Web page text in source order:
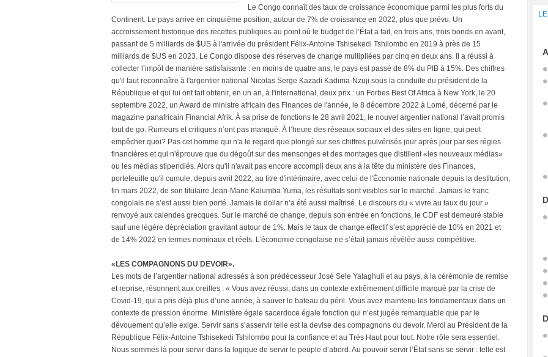
Le Congo connaît des taux de croissance économique parmi les plus forts du
Continent. Le pays arrive en cinquième position, autour de 7% de croissance en 2022, plus que prévu. Un
accroissement historique des recettes publiques au point où le budget de l’État a fait, en trois ans, trois bonds en avant,
passant de 5 milliards de $US à l'arrivée du président Félix-Antoine Tshisekedi Tshilombo en 2019 à près de 15
milliards de $US en 2023. Le Congo dispose des réserves de change multipliées par cinq en deux ans. Il a réussi à
collecter l’impôt de manière satisfaisante : en moins de quatre ans, le pays est passé de 8% du PIB à 15%. Des chiffres
qu'il faut reconnaître à l'argentier national Nicolas Serge Kazadi Kadima-Nzuji sous la conduite du président de la
République et qui lui ont fait obtenir, en un an, à l'international, deux prix : un Forbes Best Of Africa à New York, le 20
septembre 2022, un Award de ministre africain des Finances de l'année, le 8 décembre 2022 à Lomé, décerné par le
magazine panafricain Financial Afrik. À sa prise de fonctions le 28 avril 2021, le nouvel argentier national l’avait promis
tout de go. Rumeurs et critiques n’ont pas manqué. À l’heure des réseaux sociaux et des sites en ligne, qui peut
empêcher quoi? Pas cet homme qui n'a le regard que plongé sur ses chiffres pulvérisés jour après jour par ses régies
financières et qui n'éprouve que du dégoût sur des mensonges et des montages que distillent «les nouveaux médias»
ou les médias stipendiés. Alors qu'il n'avait pas encore accompli deux ans à la tête du ministère des Finances,
portefeuille qu'il cumule, depuis avril 2022, au titre d'intérimaire, avec celui de l'Économie nationale depuis la destitution,
fin mars 2022, de son titulaire Jean-Marie Kalumba Yuma, les résultats sont visibles sur le marché. Jamais le franc
congolais ne s’est aussi bien porté. Jamais le dollar n’a été aussi maîtrisé. Le discours du « vivre au taux du jour »
renvoyé aux calendes grecques. Sur le marché de change, depuis son entrée en fonctions, le CDF est demeuré stable
sauf une légère dépréciation gravitant autour de 1%. Mais le taux de change effectif s’est apprécié de 10% en 2021 et
de 14% 2022 en termes nominaux et réels. L’économie congolaise ne s’était jamais révélée aussi compétitive.
«LES COMPAGNONS DU DEVOIR».
Les mots de l’argentier national adressés à son prédécesseur José Sele Yalaghuli et au pays, à la cérémonie de remise
et reprise, résonnent aux oreilles : « Vous avez réussi, dans un contexte extrêmement difficile marqué par la crise de
Covid-19, qui a pris déjà plus d’une année, à sauver le bateau du péril. Vous avez maintenu les fondamentaux dans un
contexte de pression énorme. Ministère égale sacerdoce égale fonction qui n’est jugée remarquable que par le
dévouement qu’elle exige. Servir sans s’asservir telle est la devise des compagnons du devoir. Merci au Président de la
République Félix-Antoine Tshisekedi Tshilombo pour la confiance et au Très Haut pour tout. Notre rôle sera essentiel.
Nous sommes là pour servir dans la logique de servir le peuple d’abord. Au pouvoir servir l’État sans se servir : telle est